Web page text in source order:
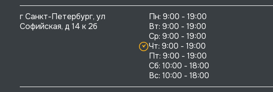
г Санкт-Петербург, ул
Софийская, д 14 к 2б
Пн: 9:00 - 19:00
Вт: 9:00 - 19:00
Ср: 9:00 - 19:00
Чт: 9:00 - 19:00
Пт: 9:00 - 19:00
Сб: 10:00 - 18:00